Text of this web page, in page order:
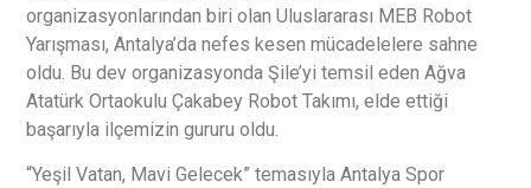
organizasyonlarından biri olan Uluslararası MEB Robot
Yarışması, Antalya’da nefes kesen mücadelelere sahne
oldu. Bu dev organizasyonda Şile’yi temsil eden Ağva
Atatürk Ortaokulu Çakabey Robot Takımı, elde ettiği
başarıyla ilçemizin gururu oldu.
“Yeşil Vatan, Mavi Gelecek” temasıyla Antalya Spor